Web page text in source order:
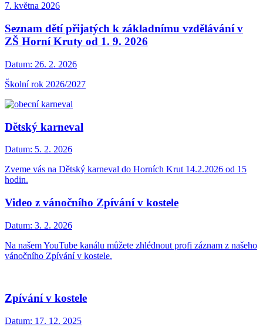
7. května 2026
Seznam dětí přijatých k základnímu vzdělávání v
ZŠ Horní Kruty od 1. 9. 2026
Datum: 26. 2. 2026
Školní rok 2026/2027
Dětský karneval
Datum: 5. 2. 2026
Zveme vás na Dětský karneval do Horních Krut 14.2.2026 od 15
hodin.
Video z vánočního Zpívání v kostele
Datum: 3. 2. 2026
Na našem YouTube kanálu můžete zhlédnout profi záznam z našeho
vánočního Zpívání v kostele.
Zpívání v kostele
Datum: 17. 12. 2025